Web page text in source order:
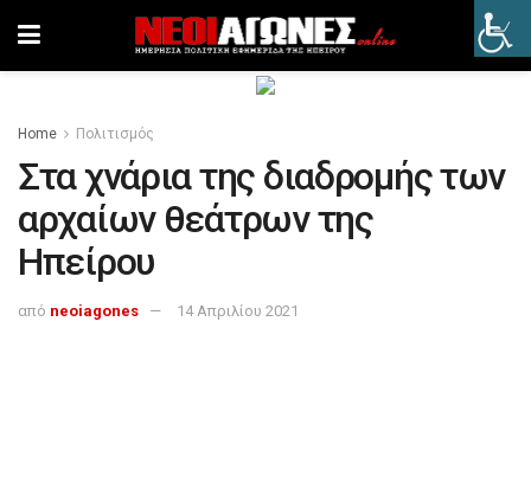
Home Πολιτισμός
Στα χνάρια της διαδρομής των
αρχαίων θεάτρων της
Ηπείρου
από neoiagones 14 Απριλίου 2021